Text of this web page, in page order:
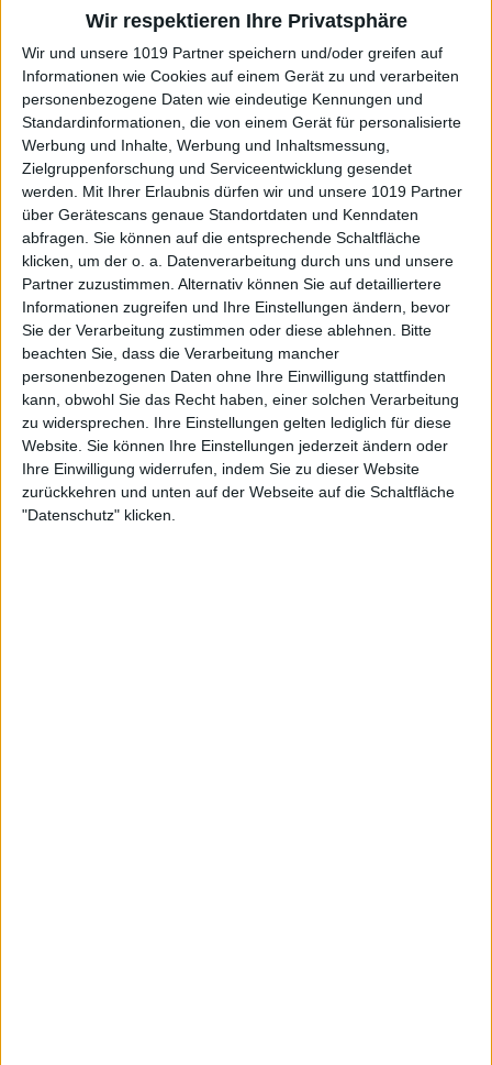
Wir respektieren Ihre Privatsphäre
Wir und unsere 1019 Partner speichern und/oder greifen auf
Informationen wie Cookies auf einem Gerät zu und verarbeiten
personenbezogene Daten wie eindeutige Kennungen und
Standardinformationen, die von einem Gerät für personalisierte
Werbung und Inhalte, Werbung und Inhaltsmessung,
Zielgruppenforschung und Serviceentwicklung gesendet
werden.
Mit Ihrer Erlaubnis dürfen wir und unsere 1019 Partner
über Gerätescans genaue Standortdaten und Kenndaten
abfragen. Sie können auf die entsprechende Schaltfläche
klicken, um der o. a. Datenverarbeitung durch uns und unsere
Partner zuzustimmen. Alternativ können Sie auf detailliertere
Informationen zugreifen und Ihre Einstellungen ändern, bevor
Sie der Verarbeitung zustimmen oder diese ablehnen.
Bitte
beachten Sie, dass die Verarbeitung mancher
personenbezogenen Daten ohne Ihre Einwilligung stattfinden
kann, obwohl Sie das Recht haben, einer solchen Verarbeitung
zu widersprechen. Ihre Einstellungen gelten lediglich für diese
Website. Sie können Ihre Einstellungen jederzeit ändern oder
Ihre Einwilligung widerrufen, indem Sie zu dieser Website
zurückkehren und unten auf der Webseite auf die Schaltfläche
"Datenschutz" klicken.